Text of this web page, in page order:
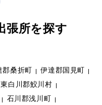
張所を探す
郡桑折町
伊達郡国見町
東白川郡鮫川村
石川郡浅川町